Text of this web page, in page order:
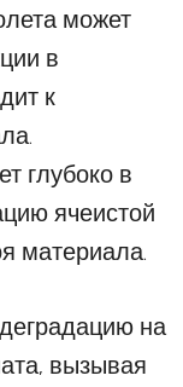
может
в
к
глубоко в
ячеистой
материала.
на
вызывая